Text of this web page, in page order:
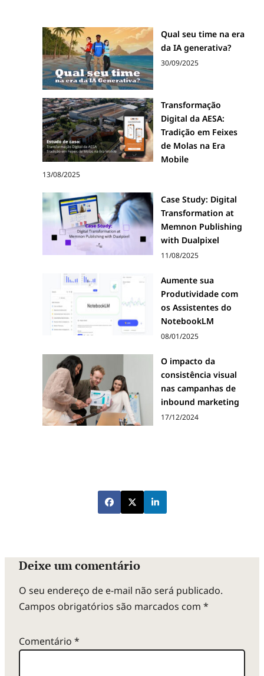
Qual seu time na era
da IA generativa?
30/09/2025
Transformação
Digital da AESA:
Tradição em Feixes
de Molas na Era
Mobile
13/08/2025
Case Study: Digital
Transformation at
Memnon Publishing
with Dualpixel
11/08/2025
Aumente sua
Produtividade com
os Assistentes do
NotebookLM
08/01/2025
O impacto da
consistência visual
nas campanhas de
inbound marketing
17/12/2024
Deixe um comentário
O seu endereço de e-mail não será publicado.
Campos obrigatórios são marcados com *
Comentário *